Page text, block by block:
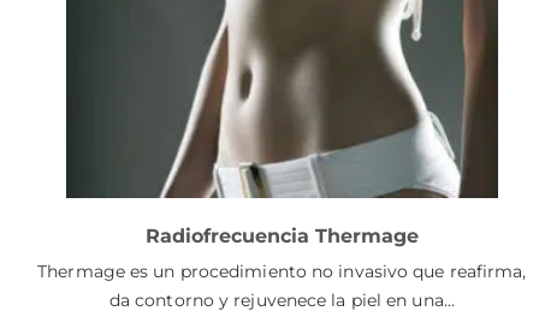
Radiofrecuencia Thermage
Thermage es un procedimiento no invasivo que reafirma,
da contorno y rejuvenece la piel en una…